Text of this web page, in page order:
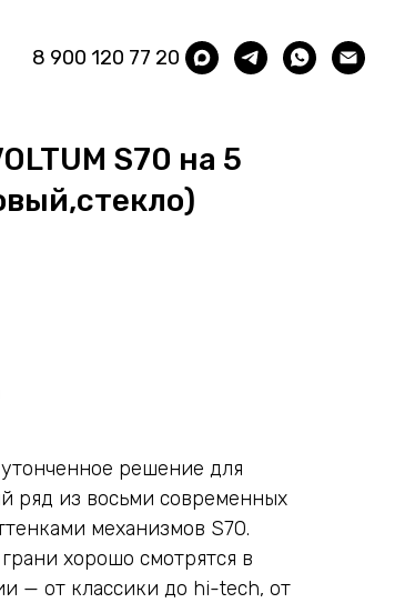
8 900 120 77 20
S70 на 5
решение для
ряд из восьми современных
механизмов S70.
хорошо смотрятся в
— от классики до hi-tech, от